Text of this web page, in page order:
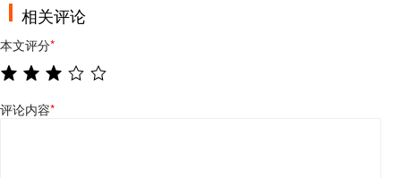
相关评论
本文评分*
评论内容*